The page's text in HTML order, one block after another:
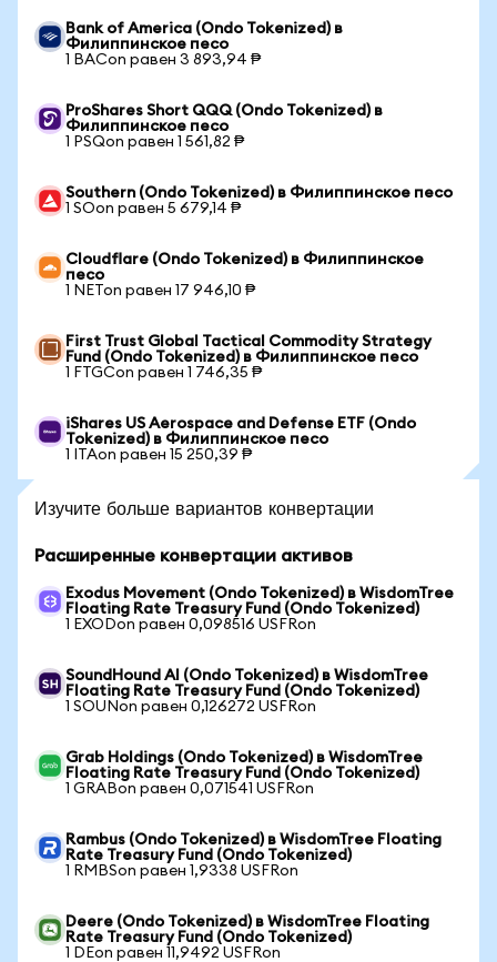
Bank of America (Ondo Tokenized) в
Филиппинское песо
1 BACon равен 3 893,94 ₱
ProShares Short QQQ (Ondo Tokenized) в
Филиппинское песо
1 PSQon равен 1 561,82 ₱
Southern (Ondo Tokenized) в Филиппинское песо
1 SOon равен 5 679,14 ₱
Cloudflare (Ondo Tokenized) в Филиппинское
песо
1 NETon равен 17 946,10 ₱
First Trust Global Tactical Commodity Strategy
Fund (Ondo Tokenized) в Филиппинское песо
1 FTGCon равен 1 746,35 ₱
iShares US Aerospace and Defense ETF (Ondo
Tokenized) в Филиппинское песо
1 ITAon равен 15 250,39 ₱
Изучите больше вариантов конвертации
Расширенные конвертации активов
Exodus Movement (Ondo Tokenized) в WisdomTree
Floating Rate Treasury Fund (Ondo Tokenized)
1 EXODon равен 0,098516 USFRon
SoundHound AI (Ondo Tokenized) в WisdomTree
Floating Rate Treasury Fund (Ondo Tokenized)
1 SOUNon равен 0,126272 USFRon
Grab Holdings (Ondo Tokenized) в WisdomTree
Floating Rate Treasury Fund (Ondo Tokenized)
1 GRABon равен 0,071541 USFRon
Rambus (Ondo Tokenized) в WisdomTree Floating
Rate Treasury Fund (Ondo Tokenized)
1 RMBSon равен 1,9338 USFRon
Deere (Ondo Tokenized) в WisdomTree Floating
Rate Treasury Fund (Ondo Tokenized)
1 DEon равен 11,9492 USFRon